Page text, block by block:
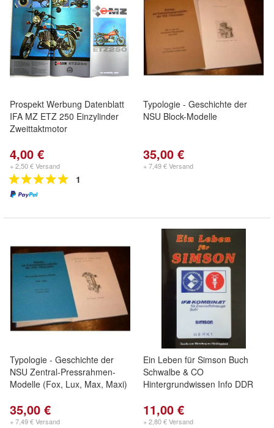
Prospekt Werbung Datenblatt
IFA MZ ETZ 250 Einzylinder
Zweittaktmotor
4,00 €
+ 2,50 € Versand
1
Typologie - Geschichte der
NSU Block-Modelle
35,00 €
+ 7,49 € Versand
Typologie - Geschichte der
NSU Zentral-Pressrahmen-
Modelle (Fox, Lux, Max, Maxi)
35,00 €
+ 7,49 € Versand
Ein Leben für Simson Buch
Schwalbe & CO
Hintergrundwissen Info DDR
11,00 €
+ 2,80 € Versand